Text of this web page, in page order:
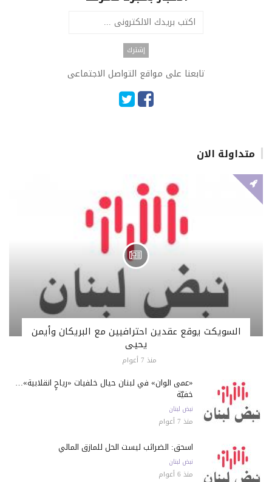
تابعنا على مواقع التواصل الاجتماعى
متداولة الان
السويكت يوقع عقدين احترافيين مع البريكان وأيمن
يحيى
منذ 7 أعوام
«عمى ألوان» في لبنان حيال خلفيات «رياحٍ انقلابية»…
خفيّة
نبض لبنان
منذ 7 أعوام
اسحق: الضرائب ليست الحل للمأزق المالي
نبض لبنان
منذ 6 أعوام